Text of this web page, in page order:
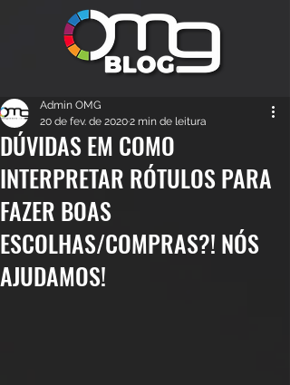
DÚVIDAS EM COMO
INTERPRETAR RÓTULOS PARA
FAZER BOAS
ESCOLHAS/COMPRAS?! NÓS
AJUDAMOS!
Admin OMG
20 de fev. de 20202 min de leitura